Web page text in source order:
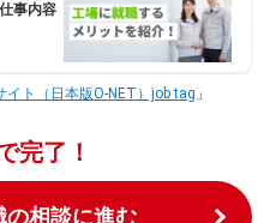
事内容
イト（日本版O-NET）job tag 」
完了！
の相談に進む